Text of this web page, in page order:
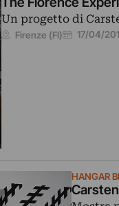
Un progetto di
Firenze (FI) 17/04/
HANGAR